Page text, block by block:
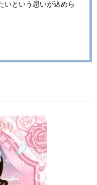
いという思いが込めら